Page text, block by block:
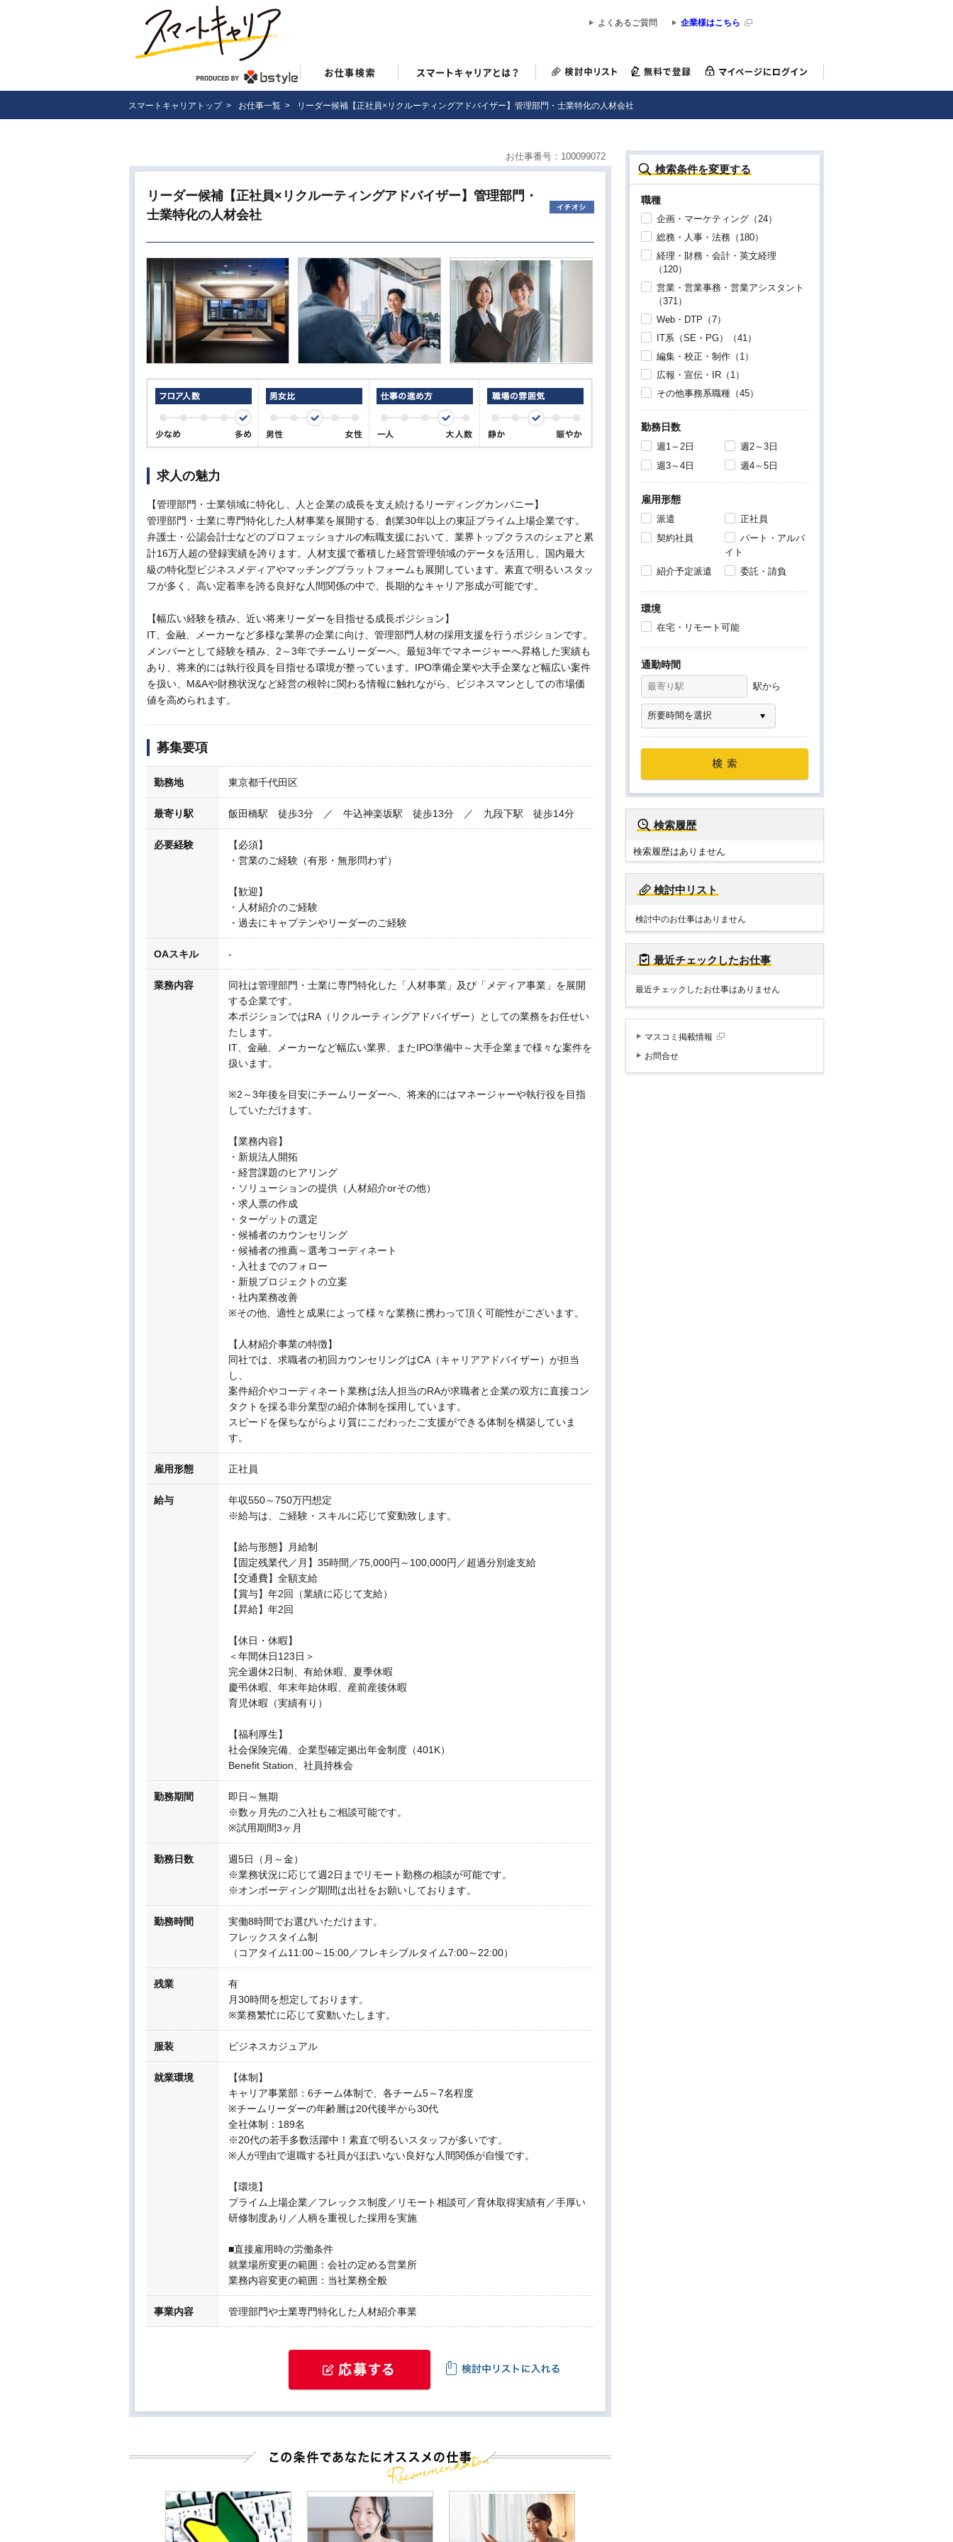
よくあるご質問 企業様はこちら
スマートキャリアトップ> お仕事一覧 > リーダー候補【正社員×リクルーティングアドバイザー】管理部門・士業特化の人材会社
お仕事番号：100099072
リーダー候補【正社員×リクルーティングアドバイザー】管理部門・
士業特化の人材会社
求人の魅力
【管理部門・士業領域に特化し、人と企業の成長を支え続けるリーディングカンパニー】
管理部門・士業に専門特化した人材事業を展開する、創業30年以上の東証プライム上場企業です。
弁護士・公認会計士などのプロフェッショナルの転職支援において、業界トップクラスのシェアと累
計16万人超の登録実績を誇ります。人材支援で蓄積した経営管理領域のデータを活用し、国内最大
級の特化型ビジネスメディアやマッチングプラットフォームも展開しています。素直で明るいスタッ
フが多く、高い定着率を誇る良好な人間関係の中で、長期的なキャリア形成が可能です。
【幅広い経験を積み、近い将来リーダーを目指せる成長ポジション】
IT、金融、メーカーなど多様な業界の企業に向け、管理部門人材の採用支援を行うポジションです。
メンバーとして経験を積み、2～3年でチームリーダーへ。最短3年でマネージャーへ昇格した実績も
あり、将来的には執行役員を目指せる環境が整っています。IPO準備企業や大手企業など幅広い案件
を扱い、M&Aや財務状況など経営の根幹に関わる情報に触れながら、ビジネスマンとしての市場価
値を高められます。
募集要項
勤務地 東京都千代田区
最寄り駅 飯田橋駅 徒歩3分 ／ 牛込神楽坂駅 徒歩13分 ／ 九段下駅 徒歩14分
必要経験
【必須】
・営業のご経験（有形・無形問わず）
【歓迎】
・人材紹介のご経験
・過去にキャプテンやリーダーのご経験
OAスキル -
業務内容
同社は管理部門・士業に専門特化した「人材事業」及び「メディア事業」を展開
する企業です。
本ポジションではRA（リクルーティングアドバイザー）としての業務をお任せい
たします。
IT、金融、メーカーなど幅広い業界、またIPO準備中～大手企業まで様々な案件を
扱います。
※2～3年後を目安にチームリーダーへ、将来的にはマネージャーや執行役を目指
していただけます。
【業務内容】
・新規法人開拓
・経営課題のヒアリング
・ソリューションの提供（人材紹介orその他）
・求人票の作成
・ターゲットの選定
・候補者のカウンセリング
・候補者の推薦～選考コーディネート
・入社までのフォロー
・新規プロジェクトの立案
・社内業務改善
※その他、適性と成果によって様々な業務に携わって頂く可能性がございます。
【人材紹介事業の特徴】
同社では、求職者の初回カウンセリングはCA（キャリアアドバイザー）が担当
し、
案件紹介やコーディネート業務は法人担当のRAが求職者と企業の双方に直接コン
タクトを採る非分業型の紹介体制を採用しています。
スピードを保ちながらより質にこだわったご支援ができる体制を構築していま
す。
雇用形態 正社員
給与
年収550～750万円想定
※給与は、ご経験・スキルに応じて変動致します。
【給与形態】月給制
【固定残業代／月】35時間／75,000円～100,000円／超過分別途支給
【交通費】全額支給
【賞与】年2回（業績に応じて支給）
【昇給】年2回
【休日・休暇】
＜年間休日123日＞
完全週休2日制、有給休暇、夏季休暇
慶弔休暇、年末年始休暇、産前産後休暇
育児休暇（実績有り）
【福利厚生】
社会保険完備、企業型確定拠出年金制度（401K）
Benefit Station、社員持株会
勤務期間
即日～無期
※数ヶ月先のご入社もご相談可能です。
※試用期間3ヶ月
勤務日数
週5日（月～金）
※業務状況に応じて週2日までリモート勤務の相談が可能です。
※オンボーディング期間は出社をお願いしております。
勤務時間
実働8時間でお選びいただけます。
フレックスタイム制
（コアタイム11:00～15:00／フレキシブルタイム7:00～22:00）
残業
有
月30時間を想定しております。
※業務繁忙に応じて変動いたします。
服装 ビジネスカジュアル
就業環境
【体制】
キャリア事業部：6チーム体制で、各チーム5～7名程度
※チームリーダーの年齢層は20代後半から30代
全社体制：189名
※20代の若手多数活躍中！素直で明るいスタッフが多いです。
※人が理由で退職する社員がほぼいない良好な人間関係が自慢です。
【環境】
プライム上場企業／フレックス制度／リモート相談可／育休取得実績有／手厚い
研修制度あり／人柄を重視した採用を実施
■直接雇用時の労働条件
就業場所変更の範囲：会社の定める営業所
業務内容変更の範囲：当社業務全般
事業内容 管理部門や士業専門特化した人材紹介事業
検索条件を変更する
職種
企画・マーケティング（24）
総務・人事・法務（180）
経理・財務・会計・英文経理
（120）
営業・営業事務・営業アシスタント
（371）
Web・DTP（7）
IT系（SE・PG）（41）
編集・校正・制作（1）
広報・宣伝・IR（1）
その他事務系職種（45）
勤務日数
週1～2日
週2～3日
週3～4日
週4～5日
雇用形態
派遣
正社員
契約社員
パート・アルバ
イト
紹介予定派遣
委託・請負
環境
在宅・リモート可能
通勤時間
駅から
検索履歴
検索履歴はありません
検討中リスト
検討中のお仕事はありません
最近チェックしたお仕事
最近チェックしたお仕事はありません
マスコミ掲載情報
お問合せ